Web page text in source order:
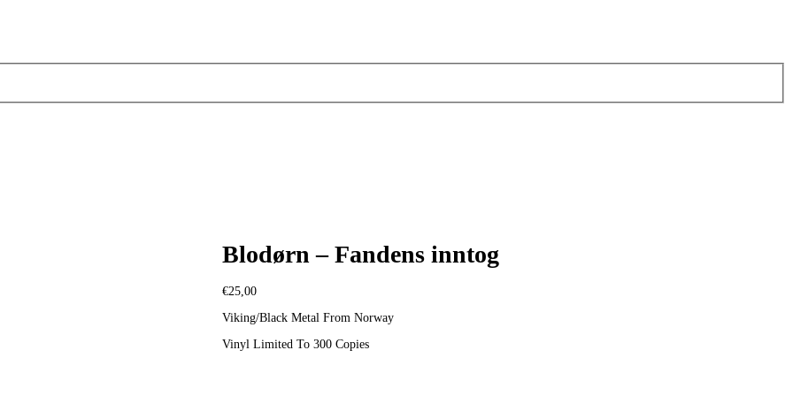
Blodørn – Fandens inntog
€25,00
Viking/Black Metal From Norway
Vinyl Limited To 300 Copies